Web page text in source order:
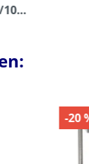
-20